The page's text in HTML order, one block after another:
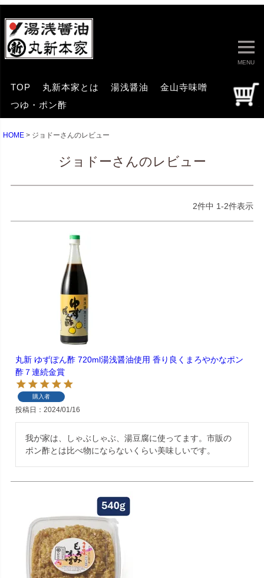
MENU
TOP 丸新本家とは 湯浅醤油
金山寺味噌
つゆ・ポン酢
HOME ジョドーさんのレビュー
ジョドーさんのレビュー
2件中 1-2件表示
丸新 ゆずぽん酢 720ml湯浅醤油使用 香り良くまろやかなポン
酢７連続金賞
購入者
投稿日 2024/01/16
我が家は、しゃぶしゃぶ、湯豆腐に使ってます。市販の
ポン酢とは比べ物にならないくらい美味しいです。